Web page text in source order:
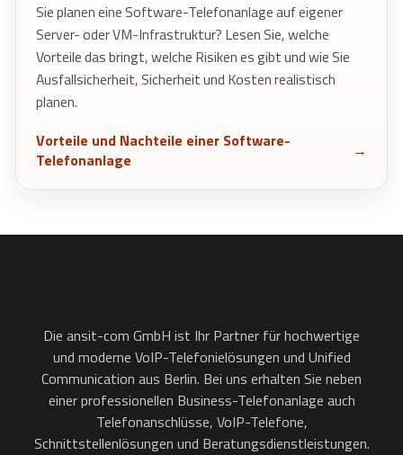
Sie planen eine Software-Telefonanlage auf eigener
Server- oder VM-Infrastruktur? Lesen Sie, welche
Vorteile das bringt, welche Risiken es gibt und wie Sie
Ausfallsicherheit, Sicherheit und Kosten realistisch
planen.
Vorteile und Nachteile einer Software-
Telefonanlage
Die ansit-com GmbH ist Ihr Partner für hochwertige
und moderne VoIP-Telefonielösungen und Unified
Communication aus Berlin. Bei uns erhalten Sie neben
einer professionellen Business-Telefonanlage auch
Telefonanschlüsse, VoIP-Telefone,
Schnittstellenlösungen und Beratungsdienstleistungen.